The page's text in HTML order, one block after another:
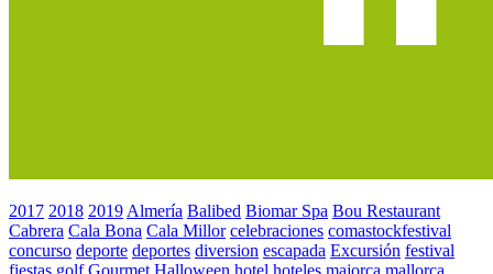
2017 2018 2019 Almería Balibed Biomar Spa Bou Restaurant
Cabrera Cala Bona Cala Millor celebraciones comastockfestival
concurso deporte deportes diversion escapada Excursión festival